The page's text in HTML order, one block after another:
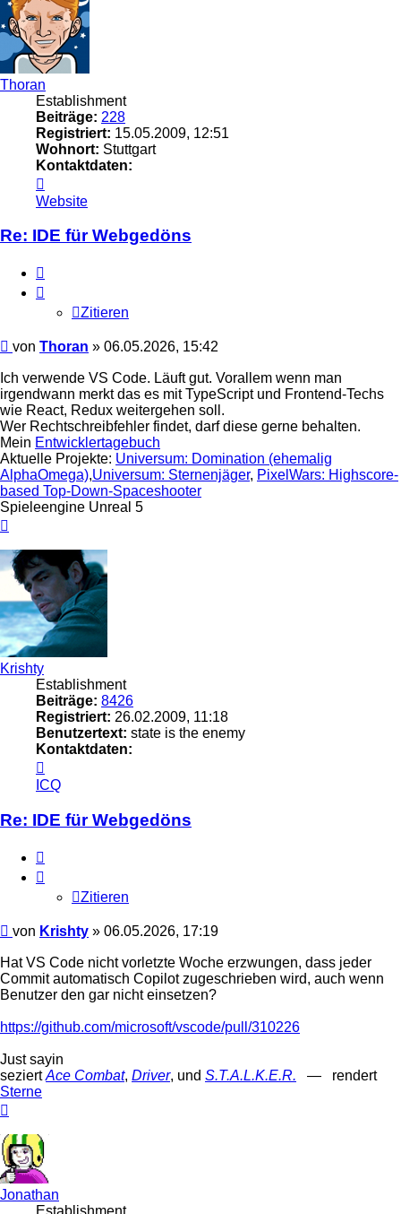
Thoran
Establishment
Beiträge: 228
Registriert: 15.05.2009, 12:51
Wohnort: Stuttgart
Kontaktdaten:
von
Thoran
Website
Re: IDE für Webgedöns
Zitieren
Beitrag
von Thoran » 06.05.2026, 15:42
Ich verwende VS Code. Läuft gut. Vorallem wenn man
irgendwann merkt das es mit TypeScript und Frontend-Techs
wie React, Redux weitergehen soll.
Wer Rechtschreibfehler findet, darf diese gerne behalten.
Mein Entwicklertagebuch
Aktuelle Projekte: Universum: Domination (ehemalig
AlphaOmega),Universum: Sternenjäger, PixelWars: Highscore-
based Top-Down-Spaceshooter
Spieleengine Unreal 5
Krishty
Establishment
Beiträge: 8426
Registriert: 26.02.2009, 11:18
Benutzertext: state is the enemy
Kontaktdaten:
von
Krishty
ICQ
Re: IDE für Webgedöns
Zitieren
Beitrag
von Krishty » 06.05.2026, 17:19
Hat VS Code nicht vorletzte Woche erzwungen, dass jeder
Commit automatisch Copilot zugeschrieben wird, auch wenn
Benutzer den gar nicht einsetzen?
https://github.com/microsoft/vscode/pull/310226
Just sayin
seziertAce Combat, Driver, und S.T.A.L.K.E.R. — rendert
Sterne
Jonathan
Establishment